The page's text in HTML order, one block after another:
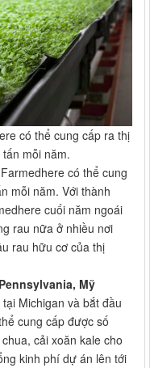
có thể cung cấp ra thị
mỗi năm.
có thể cung
mỗi năm. Với thành
cuối năm ngoái
rau nữa ở nhiều nơi
rau hữu cơ của thị
Mỹ
Michigan và bắt đầu
cung cấp được số
cải xoăn kale cho
kinh phí dự án lên tới